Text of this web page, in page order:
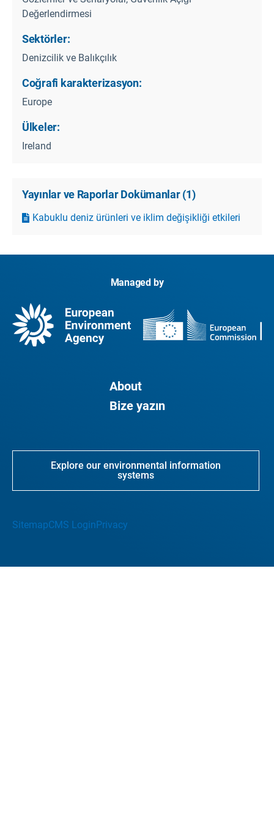
Değerlendirmesi
Sektörler:
Denizcilik ve Balıkçılık
Coğrafi karakterizasyon:
Europe
Ülkeler:
Ireland
Yayınlar ve Raporlar Dokümanlar (1)
Kabuklu deniz ürünleri ve iklim değişikliği etkileri
Managed by
About
Bize yazın
Explore our environmental information
systems
SitemapCMS Login Privacy